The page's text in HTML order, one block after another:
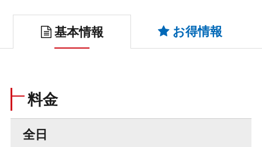
基本情報 お得情報
料金
全日